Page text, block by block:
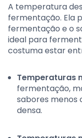
A temperatura
fermentação. Ela
fermentação e o
ideal para
costuma estar
Temperaturas
fermentação,
sabores menos
densa.